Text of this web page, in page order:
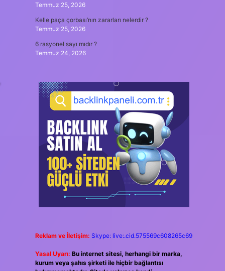
Temmuz 25, 2026
Kelle paça çorbası’nın zararları nelerdir ?
Temmuz 25, 2026
6 rasyonel sayı mıdır ?
Temmuz 24, 2026
Reklam ve İletişim: Skype: live:.cid.575569c608265c69
Yasal Uyarı: Bu internet sitesi, herhangi bir marka,
kurum veya şahıs şirketi ile hiçbir bağlantısı